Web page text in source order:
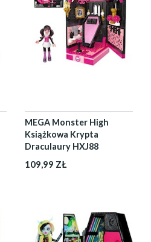
MEGA Monster High
Książkowa Krypta
Draculaury HXJ88
109,99 ZŁ